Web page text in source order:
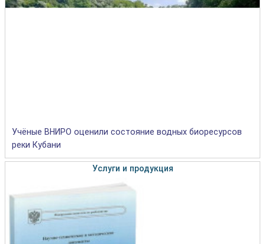
Учёные ВНИРО оценили состояние водных биоресурсов
реки Кубани
Услуги и продукция